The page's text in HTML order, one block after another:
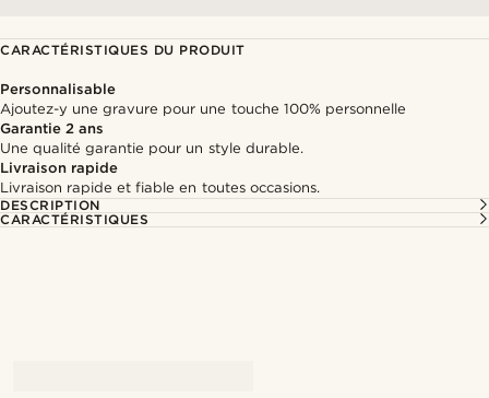
CARACTÉRISTIQUES DU PRODUIT
Personnalisable
Ajoutez-y une gravure pour une touche 100% personnelle
Garantie 2 ans
Une qualité garantie pour un style durable.
Livraison rapide
Livraison rapide et fiable en toutes occasions.
DESCRIPTION
CARACTÉRISTIQUES